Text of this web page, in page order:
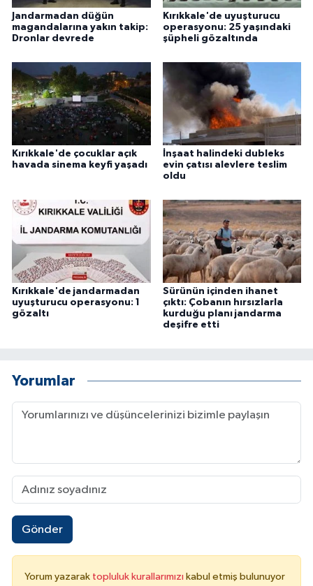
Jandarmadan düğün
magandalarına yakın takip:
Dronlar devrede
Kırıkkale'de uyuşturucu
operasyonu: 25 yaşındaki
şüpheli gözaltında
Kırıkkale'de çocuklar açık
havada sinema keyfi yaşadı
İnşaat halindeki dubleks
evin çatısı alevlere teslim
oldu
Kırıkkale'de jandarmadan
uyuşturucu operasyonu: 1
gözaltı
Sürünün içinden ihanet
çıktı: Çobanın hırsızlarla
kurduğu planı jandarma
deşifre etti
Yorumlar
Gönder
Yorum yazarak topluluk kurallarımızı kabul etmiş bulunuyor